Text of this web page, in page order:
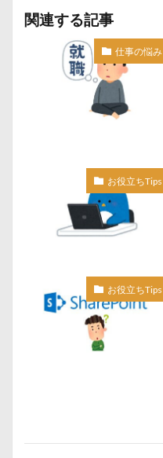
関連する記事
仕事の悩み
お役立ちTips
お役立ちTips